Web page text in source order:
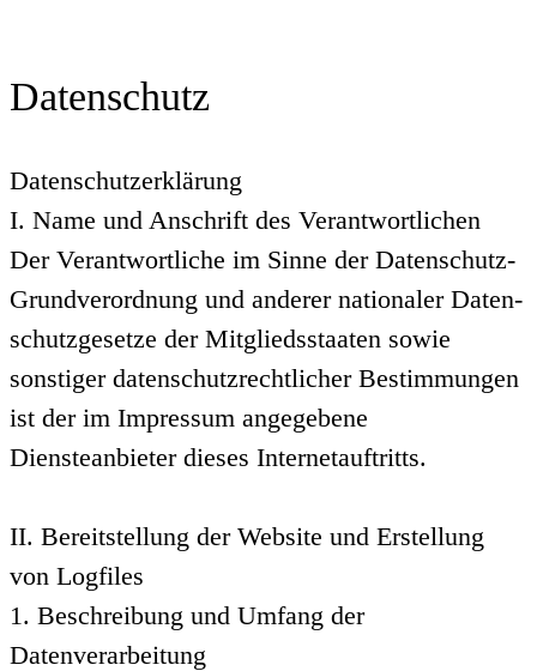
Datenschutz
Datenschutzerklärung
I. Name und Anschrift des Verantwortlichen
Der Verantwortliche im Sinne der Datenschutz-
Grundverordnung und anderer nationaler Daten-
schutzgesetze der Mitgliedsstaaten sowie
sonstiger datenschutzrechtlicher Bestimmungen
ist der im Impressum angegebene
Diensteanbieter dieses Internetauftritts.
II. Bereitstellung der Website und Erstellung
von Logfiles
1. Beschreibung und Umfang der
Datenverarbeitung